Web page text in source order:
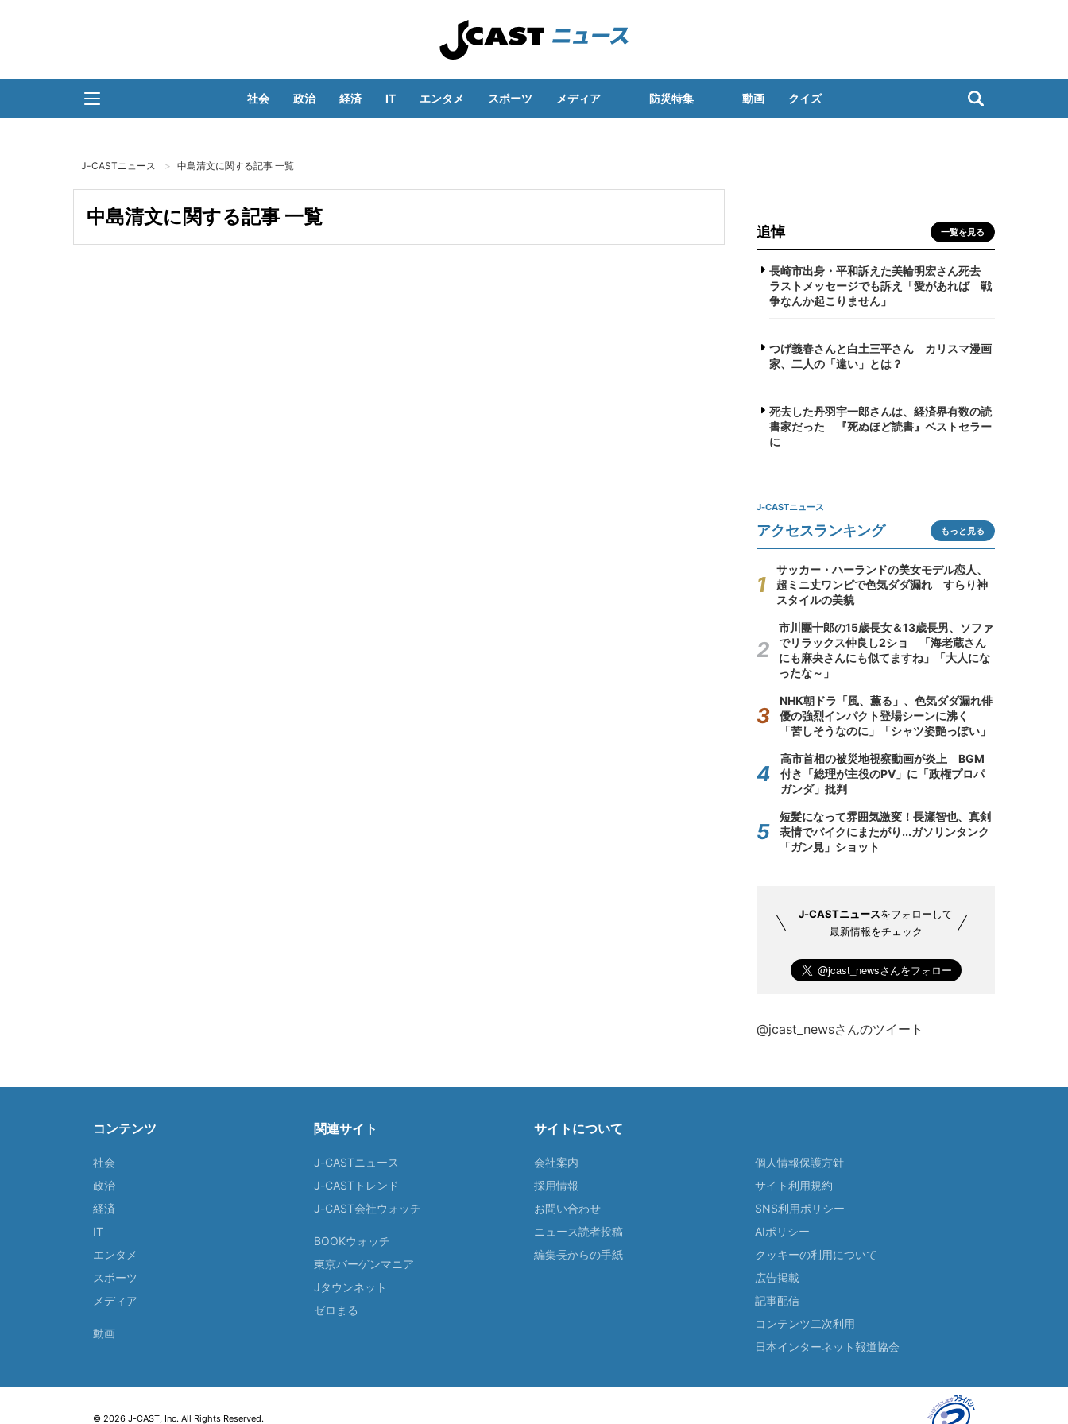
社会 政治 経済 IT エンタメ スポーツ メディア 防災特集 動画 クイズ
J-CASTニュース 中島清文に関する記事 一覧
中島清文に関する記事 一覧
追悼 一覧を見る
長崎市出身・平和訴えた美輪明宏さん死去
ラストメッセージでも訴え「愛があれば 戦
争なんか起こりません」
つげ義春さんと白土三平さん カリスマ漫画
家、二人の「違い」とは？
死去した丹羽宇一郎さんは、経済界有数の読
書家だった 『死ぬほど読書』ベストセラー
に
J-CASTニュース
アクセスランキング もっと見る
サッカー・ハーランドの美女モデル恋人、
超ミニ丈ワンピで色気ダダ漏れ すらり神
スタイルの美貌
市川團十郎の15歳長女＆13歳長男、ソファ
でリラックス仲良し2ショ 「海老蔵さん
にも麻央さんにも似てますね」「大人にな
ったな～」
NHK朝ドラ「風、薫る」、色気ダダ漏れ俳
優の強烈インパクト登場シーンに沸く
「苦しそうなのに」「シャツ姿艶っぽい」
高市首相の被災地視察動画が炎上 BGM
付き「総理が主役のPV」に「政権プロパ
ガンダ」批判
短髪になって雰囲気激変！長瀬智也、真剣
表情でバイクにまたがり...ガソリンタンク
「ガン見」ショット
J-CASTニュースをフォローして
最新情報をチェック
@jcast_newsさんのツイート
コンテンツ
社会
政治
経済
IT
エンタメ
スポーツ
メディア
動画
関連サイト
J-CASTニュース
J-CASTトレンド
J-CAST会社ウォッチ
BOOKウォッチ
東京バーゲンマニア
Jタウンネット
ゼロまる
サイトについて
会社案内
採用情報
お問い合わせ
ニュース読者投稿
編集長からの手紙
個人情報保護方針
サイト利用規約
SNS利用ポリシー
AIポリシー
クッキーの利用について
広告掲載
記事配信
コンテンツ二次利用
日本インターネット報道協会
© 2026 J-CAST, Inc. All Rights Reserved.